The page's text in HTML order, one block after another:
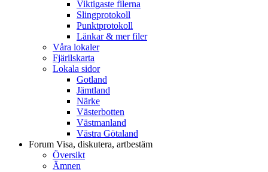
Viktigaste filerna
Slingprotokoll
Punktprotokoll
Länkar & mer filer
Våra lokaler
Fjärilskarta
Lokala sidor
Gotland
Jämtland
Närke
Västerbotten
Västmanland
Västra Götaland
Forum Visa, diskutera, artbestäm
Översikt
Ämnen